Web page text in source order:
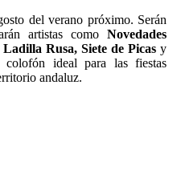
del verano próximo. Serán
artistas como Novedades
Rusa, Siete de Picas y
ideal para las fiestas
andaluz.